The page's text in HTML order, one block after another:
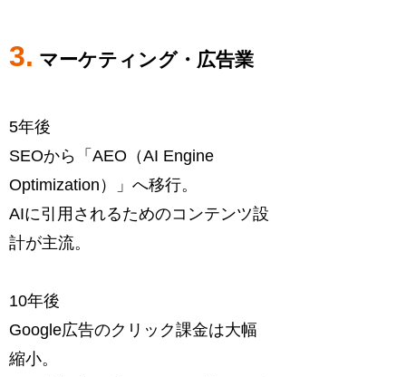
3. マーケティング・広告業
5年後
SEOから「AEO（AI Engine
Optimization）」へ移行。
AIに引用されるためのコンテンツ設
計が主流。
10年後
Google広告のクリック課金は大幅
縮小。